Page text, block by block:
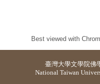
Best viewed with
臺灣大學文學院佛
National Taiwan